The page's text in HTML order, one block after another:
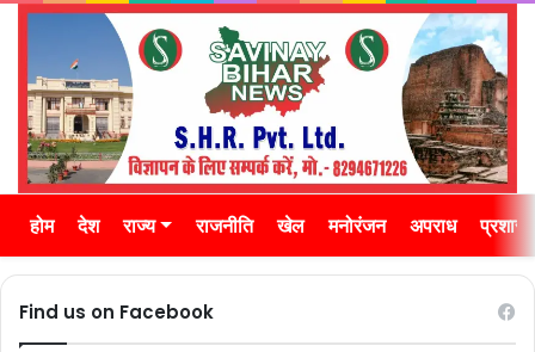
होम देश राज्य राजनीति खेल मनोरंजन अपराध
Find us on Facebook